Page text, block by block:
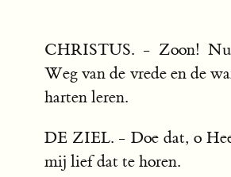
CHRISTUS. - Zoon!
Weg van de vrede en de
harten leren.
DE ZIEL. - Doe dat, o
mij lief dat te horen.